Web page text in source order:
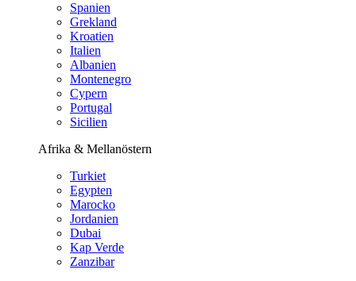
Spanien
Grekland
Kroatien
Italien
Albanien
Montenegro
Cypern
Portugal
Sicilien
Afrika & Mellanöstern
Turkiet
Egypten
Marocko
Jordanien
Dubai
Kap Verde
Zanzibar